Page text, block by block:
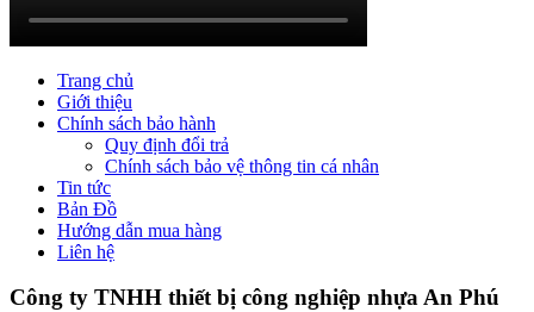
Trang chủ
Giới thiệu
Chính sách bảo hành
Quy định đổi trả
Chính sách bảo vệ thông tin cá nhân
Tin tức
Bản Đồ
Hướng dẫn mua hàng
Liên hệ
Công ty TNHH thiết bị công nghiệp nhựa An Phú